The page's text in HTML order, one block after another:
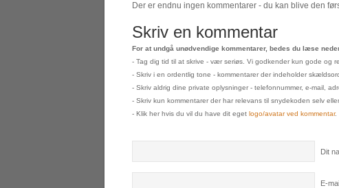
Der er endnu ingen kommentarer - du kan blive den
Skriv en kommentar
For at undgå unødvendige kommentarer, bedes du læse
- Tag dig tid til at skrive - vær seriøs. Vi godkender kun gode og
- Skriv i en ordentlig tone - kommentarer der indeholder
- Skriv aldrig dine private oplysninger - telefonnummer, e-mail,
- Skriv kun kommentarer der har relevans til snydekoden selv
- Klik her hvis du vil du have dit eget logo/avatar ved kommentar.
Dit
E-